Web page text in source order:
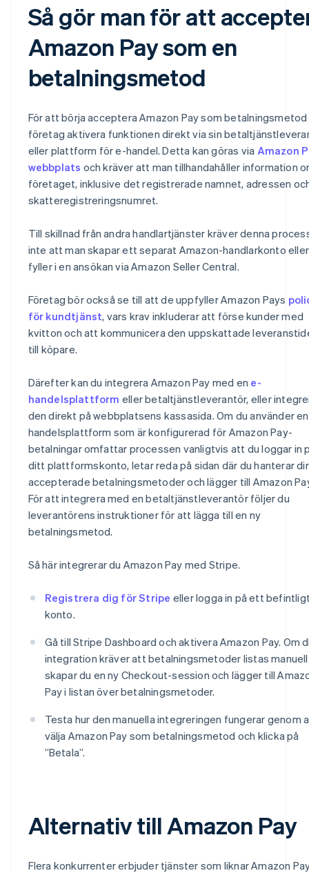
Så gör man för att
Amazon Pay som en
betalningsmetod
För att börja acceptera Amazon Pay som betalningsmetod
företag aktivera funktionen direkt via sin
eller plattform för e-handel. Detta kan göras via Amazon
webbplats och kräver att man tillhandahåller information
företaget, inklusive det registrerade namnet, adressen
skatteregistreringsnumret.
Till skillnad från andra handlartjänster kräver denna
inte att man skapar ett separat Amazon-handlarkonto eller
fyller i en ansökan via Amazon Seller Central.
Företag bör också se till att de uppfyller Amazon Pays
för kundtjänst, vars krav inkluderar att förse kunder med
kvitton och att kommunicera den uppskattade
till köpare.
Därefter kan du integrera Amazon Pay med en e-
handelsplattform eller betaltjänstleverantör, eller
den direkt på webbplatsens kassasida. Om du använder
handelsplattform som är konfigurerad för Amazon Pay-
betalningar omfattar processen vanligtvis att du loggar in
ditt plattformskonto, letar reda på sidan där du hanterar
accepterade betalningsmetoder och lägger till Amazon
För att integrera med en betaltjänstleverantör följer du
leverantörens instruktioner för att lägga till en ny
betalningsmetod.
Så här integrerar du Amazon Pay med Stripe.
Registrera dig för Stripe eller logga in på ett
konto.
Gå till Stripe Dashboard och aktivera Amazon Pay. Om
integration kräver att betalningsmetoder listas
skapar du en ny Checkout-session och lägger till
Pay i listan över betalningsmetoder.
Testa hur den manuella integreringen fungerar genom
välja Amazon Pay som betalningsmetod och klicka på
”Betala”.
Alternativ till Amazon Pay
Flera konkurrenter erbjuder tjänster som liknar Amazon